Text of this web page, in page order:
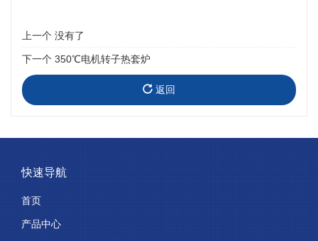
上一个 没有了
下一个 350℃电机转子热套炉
返回
快速导航
首页
产品中心